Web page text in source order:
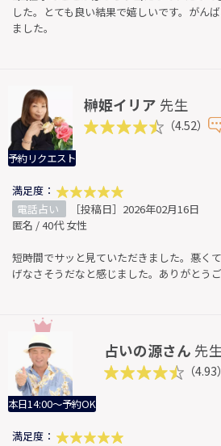
した。とても良い結果で嬉しいです。がん
ました。
予約リクエスト
榊姫イリア 先生
（4.52）
満足度：
電話占い
［投稿日］2026年02月16日
匿名 / 40代 女性
短時間でサッと見ていただきました。悪く
げなさそうだなと感じました。ありがとうご
本日14:00～予約OK
占いの源さん 先
（4.93）
満足度：